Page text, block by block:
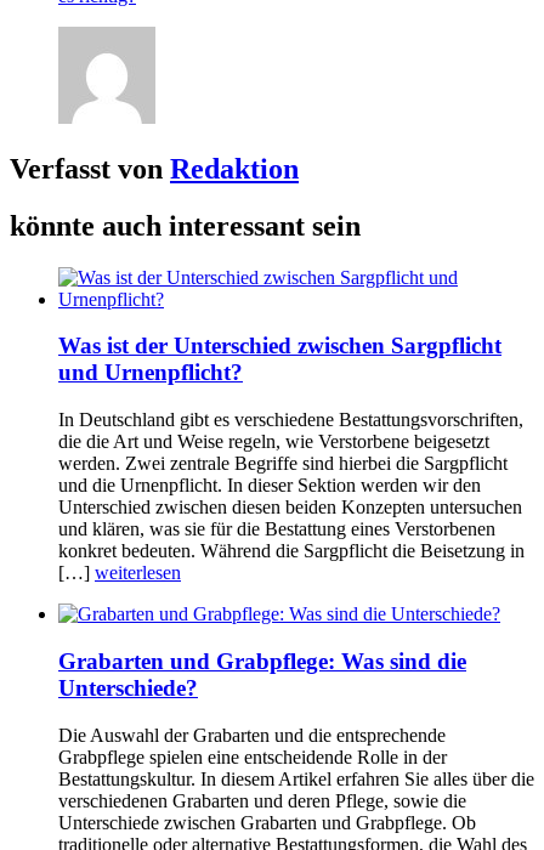
Verfasst von Redaktion
könnte auch interessant sein
Was ist der Unterschied zwischen Sargpflicht
und Urnenpflicht?
In Deutschland gibt es verschiedene Bestattungsvorschriften,
die die Art und Weise regeln, wie Verstorbene beigesetzt
werden. Zwei zentrale Begriffe sind hierbei die Sargpflicht
und die Urnenpflicht. In dieser Sektion werden wir den
Unterschied zwischen diesen beiden Konzepten untersuchen
und klären, was sie für die Bestattung eines Verstorbenen
konkret bedeuten. Während die Sargpflicht die Beisetzung in
[…] weiterlesen
Grabarten und Grabpflege: Was sind die
Unterschiede?
Die Auswahl der Grabarten und die entsprechende
Grabpflege spielen eine entscheidende Rolle in der
Bestattungskultur. In diesem Artikel erfahren Sie alles über die
verschiedenen Grabarten und deren Pflege, sowie die
Unterschiede zwischen Grabarten und Grabpflege. Ob
traditionelle oder alternative Bestattungsformen, die Wahl des